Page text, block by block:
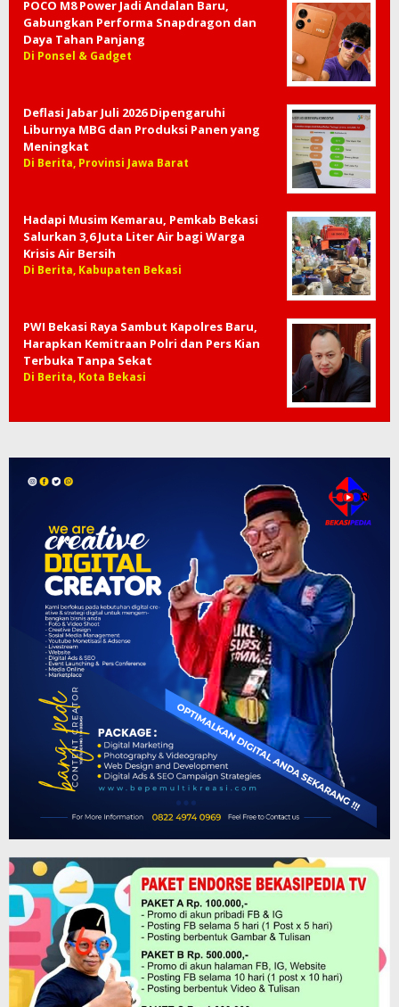
POCO M8 Power Jadi Andalan Baru,
Gabungkan Performa Snapdragon dan
Daya Tahan Panjang
Di Ponsel & Gadget
Deflasi Jabar Juli 2026 Dipengaruhi
Liburnya MBG dan Produksi Panen yang
Meningkat
Di Berita, Provinsi Jawa Barat
Hadapi Musim Kemarau, Pemkab Bekasi
Salurkan 3,6 Juta Liter Air bagi Warga
Krisis Air Bersih
Di Berita, Kabupaten Bekasi
PWI Bekasi Raya Sambut Kapolres Baru,
Harapkan Kemitraan Polri dan Pers Kian
Terbuka Tanpa Sekat
Di Berita, Kota Bekasi